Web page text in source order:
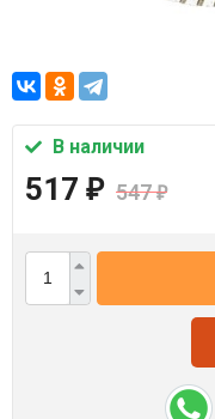
В наличии
517 ₽ 547₽